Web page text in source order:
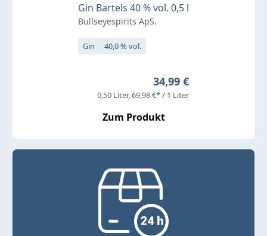
Gin Bartels 40 % vol. 0,5 l
Bullseyespirits ApS.
Gin 40,0 % vol.
Regulärer Preis:
34,99 €
0,50 Liter 69,98 €* / 1 Liter
Zum Produkt